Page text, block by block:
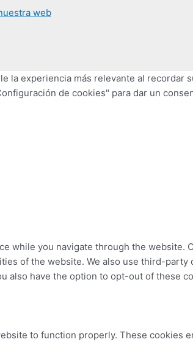
web
la experiencia más relevante al
de cookies" para dar un
while you navigate through the
of the website. We also use third-
also have the option to opt-out of these
to function properly. These cookies